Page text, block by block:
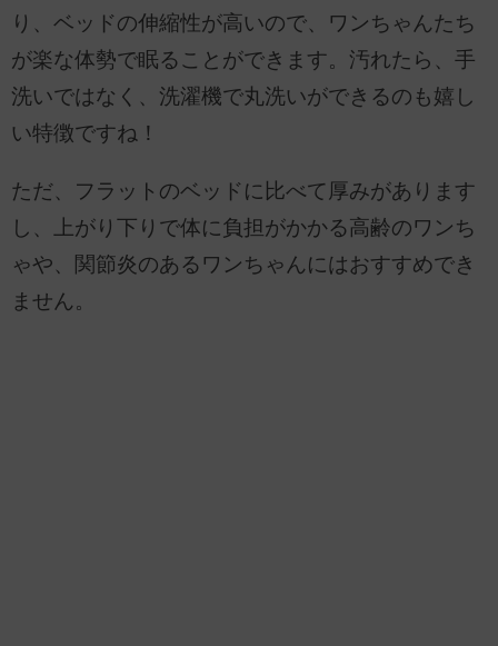
り、ベッドの伸縮性が高いので、ワンちゃんたち
が楽な体勢で眠ることができます。汚れたら、手
洗いではなく、洗濯機で丸洗いができるのも嬉し
い特徴ですね！
ただ、フラットのベッドに比べて厚みがあります
し、上がり下りで体に負担がかかる高齢のワンち
ゃや、関節炎のあるワンちゃんにはおすすめでき
ません。